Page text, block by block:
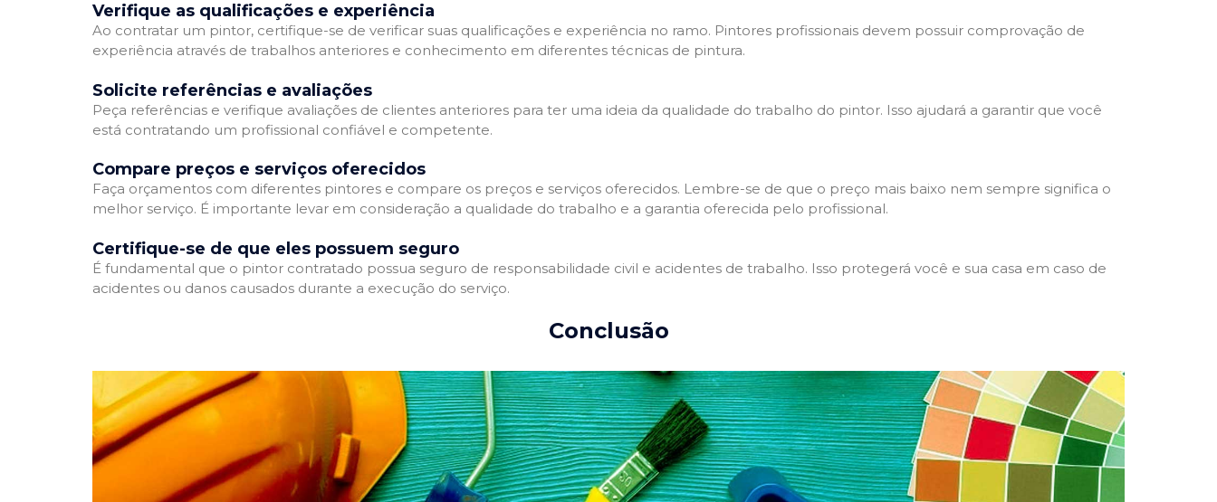
Verifique as qualificações e experiência
Ao contratar um pintor, certifique-se de verificar suas qualificações e experiência no ramo. Pintores profissionais devem possuir comprovação de
experiência através de trabalhos anteriores e conhecimento em diferentes técnicas de pintura.
Solicite referências e avaliações
Peça referências e verifique avaliações de clientes anteriores para ter uma ideia da qualidade do trabalho do pintor. Isso ajudará a garantir que você
está contratando um profissional confiável e competente.
Compare preços e serviços oferecidos
Faça orçamentos com diferentes pintores e compare os preços e serviços oferecidos. Lembre-se de que o preço mais baixo nem sempre significa o
melhor serviço. É importante levar em consideração a qualidade do trabalho e a garantia oferecida pelo profissional.
Certifique-se de que eles possuem seguro
É fundamental que o pintor contratado possua seguro de responsabilidade civil e acidentes de trabalho. Isso protegerá você e sua casa em caso de
acidentes ou danos causados durante a execução do serviço.
Conclusão